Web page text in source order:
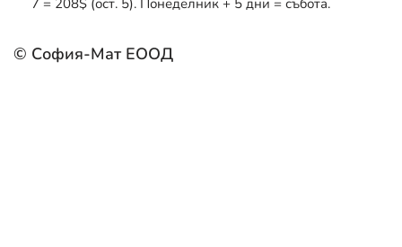
7 = 208$ (ост. 5). Понеделник + 5 дни = събота.
© София-Мат ЕООД